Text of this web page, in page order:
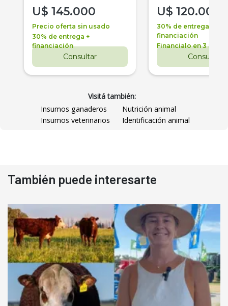
U$ 145.000
Precio oferta sin usado
30% de entrega +
financiación
Consultar
U$ 120.000
30% de entrega +
financiación
Financialo en 3 años
Consultar
Visitá también:
Insumos ganaderos
Nutrición animal
Insumos veterinarios
Identificación animal
También puede interesarte